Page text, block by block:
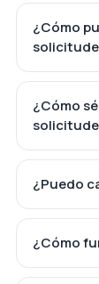
¿Cómo
¿Cómo
¿Puedo
¿Cómo